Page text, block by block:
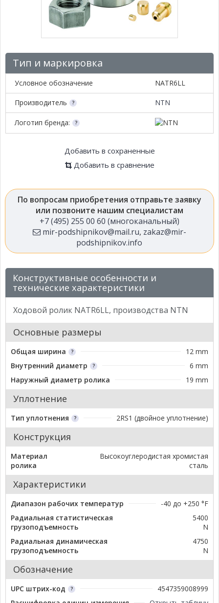
Тип и маркировка
Условное обозначение NATR6LL
Производитель NTN
Логотип бренда:
Добавить в сохраненные
Добавить в сравнение
По вопросам приобретения отправьте заявку
или позвоните нашим специалистам
+7 (495) 255 00 60 (многоканальный)
mir-podshipnikov@mail.ru, zakaz@mir-
podshipnikov.info
Конструктивные особенности и
технические характеристики
Ходовой ролик NATR6LL, производства NTN
Основные размеры
Общая ширина
12 mm
Внутренний диаметр
6 mm
Наружный диаметр ролика
19 mm
Уплотнение
Тип уплотнения 2RS1 (двойное уплотнение)
Конструкция
Материал
ролика
Высокоуглеродистая хромистая
сталь
Характеристики
Диапазон рабочих температур
-40 до +250 °F
Радиальная статистическая
грузоподъемность
5400
N
Радиальная динамическая
грузоподъемность
4750
N
Обозначение
UPC штрих-код
4547359008999